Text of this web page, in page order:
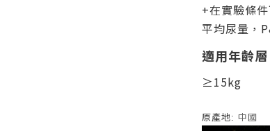
+在實驗條
平均尿量，
適用年齡層
≥15kg
原產地: 中國